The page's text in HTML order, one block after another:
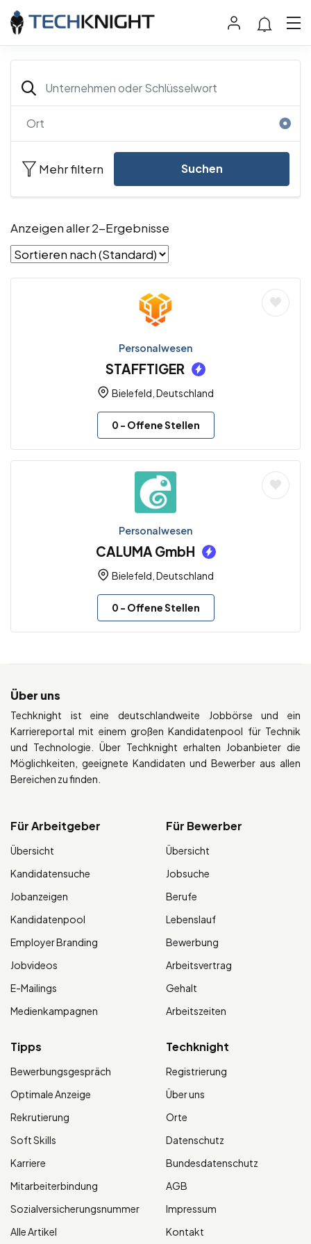
Mehr filtern Suchen
Anzeigen aller 2-Ergebnisse
Personalwesen
STAFFTIGER
Bielefeld, Deutschland
0 - Offene Stellen
Personalwesen
CALUMA GmbH
Bielefeld, Deutschland
0 - Offene Stellen
Über uns
Techknight ist eine deutschlandweite Jobbörse und ein
Karriereportal mit einem großen Kandidatenpool für Technik
und Technologie. Über Techknight erhalten Jobanbieter die
Möglichkeiten, geeignete Kandidaten und Bewerber aus allen
Bereichen zu finden.
Für Arbeitgeber
Übersicht
Kandidatensuche
Jobanzeigen
Kandidatenpool
Employer Branding
Jobvideos
E-Mailings
Medienkampagnen
Für Bewerber
Übersicht
Jobsuche
Berufe
Lebenslauf
Bewerbung
Arbeitsvertrag
Gehalt
Arbeitszeiten
Tipps
Bewerbungsgespräch
Optimale Anzeige
Rekrutierung
Soft Skills
Karriere
Mitarbeiterbindung
Sozialversicherungsnummer
Alle Artikel
Techknight
Registrierung
Über uns
Orte
Datenschutz
Bundesdatenschutz
AGB
Impressum
Kontakt